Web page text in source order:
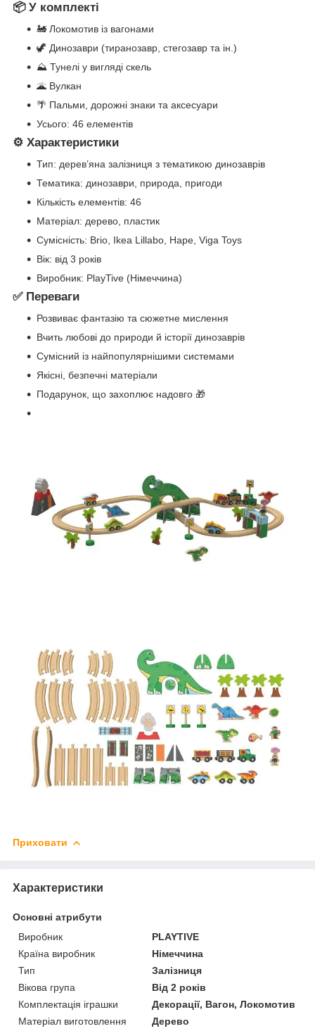
📦 У комплекті
🚂 Локомотив із вагонами
🦖 Динозаври (тиранозавр, стегозавр та ін.)
⛰ Тунелі у вигляді скель
🌋 Вулкан
🌴 Пальми, дорожні знаки та аксесуари
Усього: 46 елементів
⚙️ Характеристики
Тип: дерев’яна залізниця з тематикою динозаврів
Тематика: динозаври, природа, пригоди
Кількість елементів: 46
Матеріал: дерево, пластик
Сумісність: Brio, Ikea Lillabo, Hape, Viga Toys
Вік: від 3 років
Виробник: PlayTive (Німеччина)
✅ Переваги
Розвиває фантазію та сюжетне мислення
Вчить любові до природи й історії динозаврів
Сумісний із найпопулярнішими системами
Якісні, безпечні матеріали
Подарунок, що захоплює надовго 🎁
Приховати
Характеристики
Основні атрибути
Виробник
PLAYTIVE
Країна виробник
Німеччина
Тип
Залізниця
Вікова група
Від 2 років
Комплектація іграшки
Декорації, Вагон, Локомотив
Матеріал виготовлення
Дерево